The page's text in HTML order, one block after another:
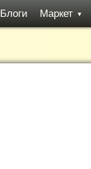
Блоги Маркет ▼